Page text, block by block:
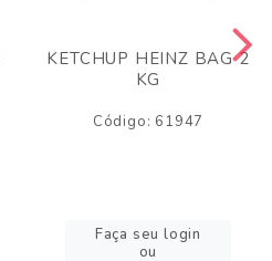
KETCHUP HEINZ BAG 2
KG
Código: 61947
Faça seu login
ou